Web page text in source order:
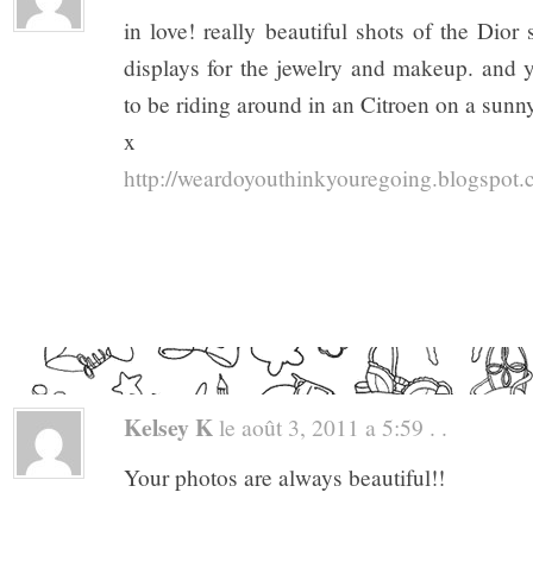
in love! really beautiful shots of the Dior
displays for the jewelry and makeup. and
to be riding around in an Citroen on a
x
http://
Kelsey K le août 3, 2011 a 5:59 . .
Your photos are always beautiful!!